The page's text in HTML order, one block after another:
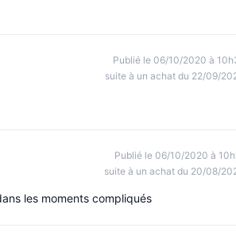
Publié le 06/10/2020 à
suite à un achat du 22/09/
Publié le 06/10/2020 à
suite à un achat du 20/08/
les moments compliqués